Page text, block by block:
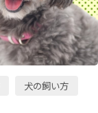
犬の飼い方